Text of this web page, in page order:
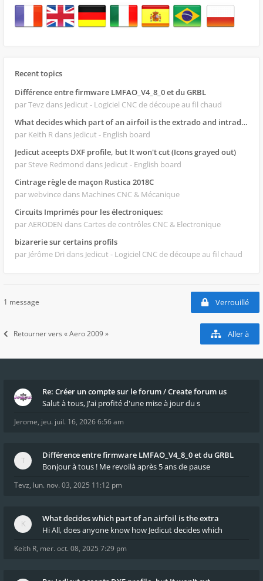
Recent topics
Différence entre firmware LMFAO_V4_8_0 et du GRBL
par Tevz dans Jedicut - Logiciel CNC de découpe au fil chaud
What decides which part of an airfoil is the extrado and intrado?
par Keith R dans Jedicut - English board
Jedicut aceepts DXF profile, but It won't cut (Icons grayed out)
par Steve Redmond dans Jedicut - English board
Cintrage règle de maçon Rustica 2018C
par webvince dans Machines CNC & Mécanique
Circuits Imprimés pour les électroniques:
par AERODEN dans Cartes de contrôles CNC & Electronique
bizarerie sur certains profils
par Jérôme Dri dans Jedicut - Logiciel CNC de découpe au fil chaud
1 message Verrouillé
Retourner vers « Aero 2009 » Aller à
Re: Créer un compte sur le forum / Create forum us
Salut à tous, J'ai profité d'une mise à jour du s
Jerome, jeu. juil. 16, 2026 6:56 am
Différence entre firmware LMFAO_V4_8_0 et du GRBL
Bonjour à tous ! Me revoilà après 5 ans de pause
Tevz, lun. nov. 03, 2025 11:12 pm
What decides which part of an airfoil is the extra
Hi All, does anyone know how Jedicut decides which
Keith R, mer. oct. 08, 2025 7:29 pm